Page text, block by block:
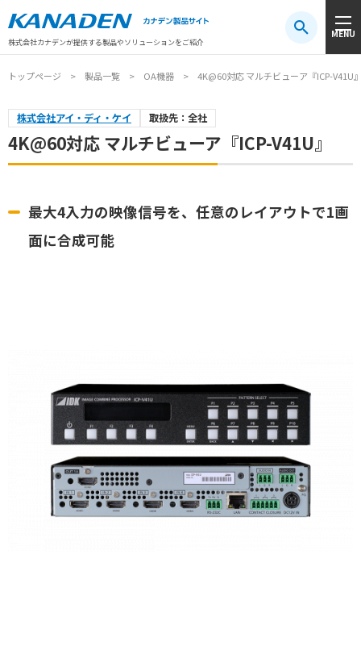
株式会社カナデンが提供する製品やソリューションをご紹介
MENU
注目キーワード#振動センサ#AGV #防爆#アシストスーツ
トップページ 製品一覧 OA機器 4K@60対応 マルチビューア『ICP-V41U
株式会社アイ・ディ・ケイ 取扱先：全社
4K@60対応 マルチビューア『ICP-V41U』
最大4入力の映像信号を、任意のレイアウトで1画
面に合成可能